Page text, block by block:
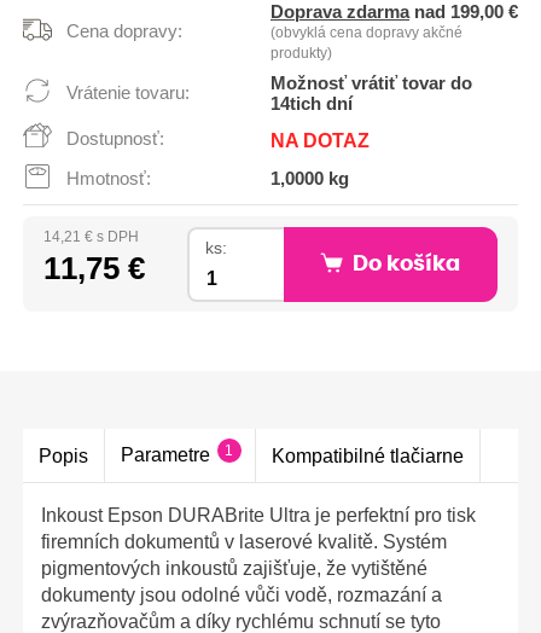
Cena dopravy:
Doprava zdarmanad 199,00 €
(obvyklá cena dopravy akčné
produkty)
Vrátenie tovaru:
Možnosť vrátiť tovar do
14tich dní
Dostupnosť:
NA DOTAZ
Hmotnosť: 1,0000 kg
14,21 € s DPH
11,75 €
ks:
Do košíka
Popis Parametre 1 Kompatibilné tlačiarne
Inkoust Epson DURABrite Ultra je perfektní pro tisk
firemních dokumentů v laserové kvalitě. Systém
pigmentových inkoustů zajišťuje, že vytištěné
dokumenty jsou odolné vůči vodě, rozmazání a
zvýrazňovačům a díky rychlému schnutí se tyto